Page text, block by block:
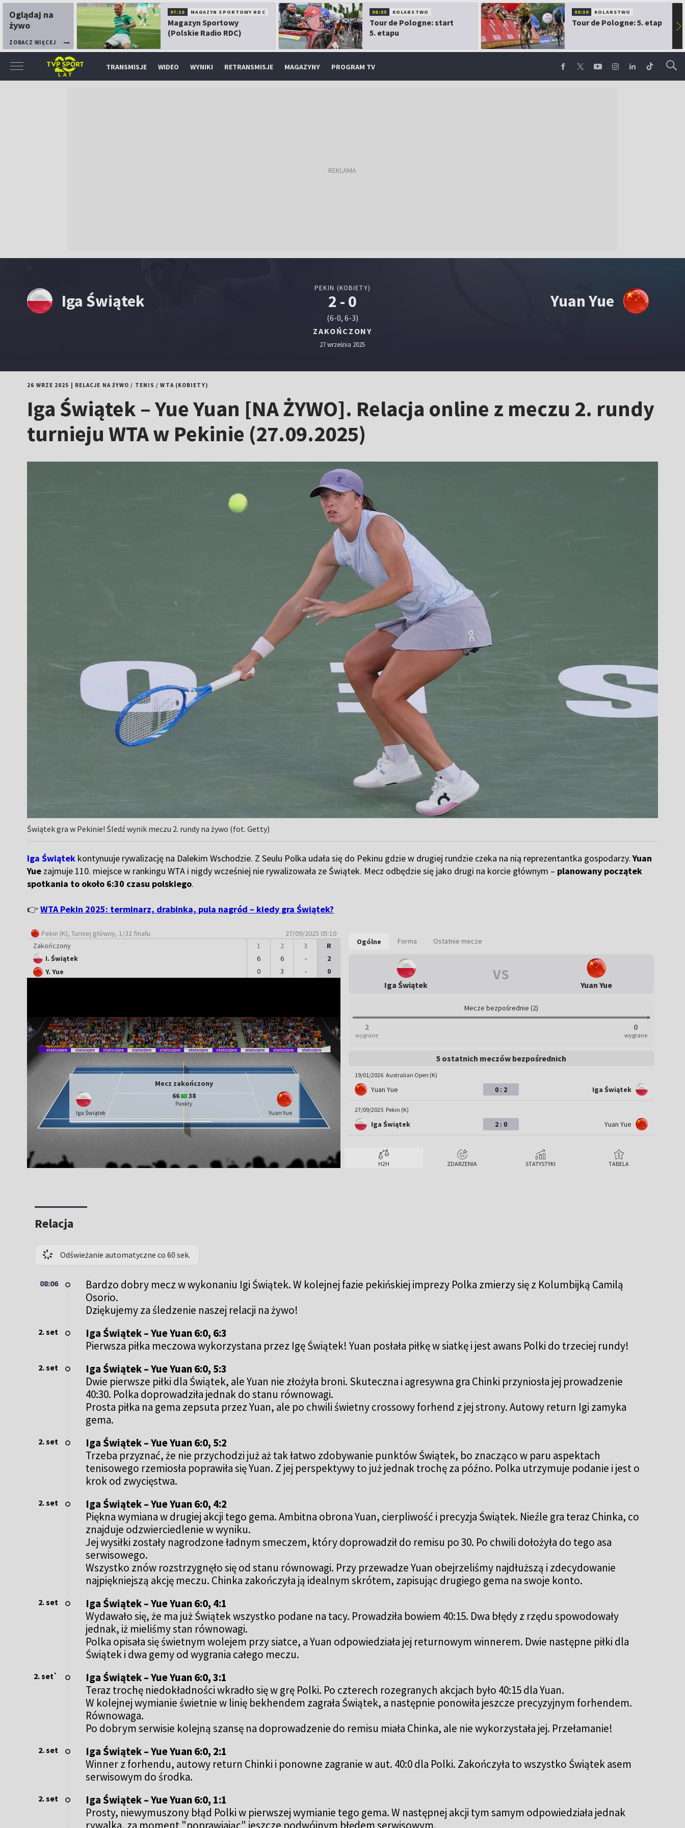
Oglądaj na
żywo
ZOBACZ WIĘCEJ
07:10 MAGAZYN SPORTOWY RDC
Magazyn Sportowy
(Polskie Radio RDC)
08:55 KOLARSTWO
Tour de Pologne: start
5. etapu
09:30 KOLARSTWO
Tour de Pologne: 5. etap ▶
TRANSMISJE WIDEO WYNIKI RETRANSMISJE MAGAZYNY PROGRAM TV
Iga Świątek
PEKIN (KOBIETY)
2 - 0
(6-0, 6-3)
ZAKOŃCZONY
27 września 2025
Yuan Yue
26 WRZE 2025 RELACJE NA ŻYWO / TENIS /WTA (KOBIETY)
Iga Świątek – Yue Yuan [NA ŻYWO]. Relacja online z meczu 2. rundy
turnieju WTA w Pekinie (27.09.2025)
Świątek gra w Pekinie! Śledź wynik meczu 2. rundy na żywo (fot. Getty)
Iga Świątek kontynuuje rywalizację na Dalekim Wschodzie. Z Seulu Polka udała się do Pekinu gdzie w drugiej rundzie czeka na nią reprezentantka gospodarzy.Yuan
Yue zajmuje 110. miejsce w rankingu WTA i nigdy wcześniej nie rywalizowała ze Świątek. Mecz odbędzie się jako drugi na korcie głównym – planowany początek
spotkania to około 6:30 czasu polskiego.
👉WTA Pekin 2025: terminarz, drabinka, pula nagród – kiedy gra Świątek?
Pekin (K), Turniej główny, 1/32 finału
27/09/2025 05:10
Zakończony
I. Świątek
Y. Yue
1
6
0
2
6
3
3
-
-
R
2
0
Mecz zakończony
Iga Świątek
66 38
Punkty
Yuan Yue
H2H ZDARZENIA STATYSTYKI TABELA
Ogólne Forma Ostatnie mecze
Iga Świątek
VS
Yuan Yue
Mecze bezpośrednie (2)
2
wygrane
0
wygrane
5 ostatnich meczów bezpośrednich
19/01/2026 Australian Open (K)
Yuan Yue 0 : 2 Iga Świątek
27/09/2025 Pekin (K)
Iga Świątek 2 : 0 Yuan Yue
Relacja
Odświeżanie automatyczne co 60 sek.
08:06
Bardzo dobry mecz w wykonaniu Igi Świątek. W kolejnej fazie pekińskiej imprezy Polka zmierzy się z Kolumbijką Camilą
Osorio.
Dziękujemy za śledzenie naszej relacji na żywo!
2. set
Iga Świątek – Yue Yuan 6:0, 6:3
Pierwsza piłka meczowa wykorzystana przez Igę Świątek! Yuan posłała piłkę w siatkę i jest awans Polki do trzeciej rundy!
2. set
Iga Świątek – Yue Yuan 6:0, 5:3
Dwie pierwsze piłki dla Świątek, ale Yuan nie złożyła broni. Skuteczna i agresywna gra Chinki przyniosła jej prowadzenie
40:30. Polka doprowadziła jednak do stanu równowagi.
Prosta piłka na gema zepsuta przez Yuan, ale po chwili świetny crossowy forhend z jej strony. Autowy return Igi zamyka
gema.
2. set
Iga Świątek – Yue Yuan 6:0, 5:2
Trzeba przyznać, że nie przychodzi już aż tak łatwo zdobywanie punktów Świątek, bo znacząco w paru aspektach
tenisowego rzemiosła poprawiła się Yuan. Z jej perspektywy to już jednak trochę za późno. Polka utrzymuje podanie i jest o
krok od zwycięstwa.
2. set
Iga Świątek – Yue Yuan 6:0, 4:2
Piękna wymiana w drugiej akcji tego gema. Ambitna obrona Yuan, cierpliwość i precyzja Świątek. Nieźle gra teraz Chinka, co
znajduje odzwierciedlenie w wyniku.
Jej wysiłki zostały nagrodzone ładnym smeczem, który doprowadził do remisu po 30. Po chwili dołożyła do tego asa
serwisowego.
Wszystko znów rozstrzygnęło się od stanu równowagi. Przy przewadze Yuan obejrzeliśmy najdłuższą i zdecydowanie
najpiękniejszą akcję meczu. Chinka zakończyła ją idealnym skrótem, zapisując drugiego gema na swoje konto.
2. set
Iga Świątek – Yue Yuan 6:0, 4:1
Wydawało się, że ma już Świątek wszystko podane na tacy. Prowadziła bowiem 40:15. Dwa błędy z rzędu spowodowały
jednak, iż mieliśmy stan równowagi.
Polka opisała się świetnym wolejem przy siatce, a Yuan odpowiedziała jej returnowym winnerem. Dwie następne piłki dla
Świątek i dwa gemy od wygrania całego meczu.
2. set`
Iga Świątek – Yue Yuan 6:0, 3:1
Teraz trochę niedokładności wkradło się w grę Polki. Po czterech rozegranych akcjach było 40:15 dla Yuan.
W kolejnej wymianie świetnie w linię bekhendem zagrała Świątek, a następnie ponowiła jeszcze precyzyjnym forhendem.
Równowaga.
Po dobrym serwisie kolejną szansę na doprowadzenie do remisu miała Chinka, ale nie wykorzystała jej. Przełamanie!
2. set
Iga Świątek – Yue Yuan 6:0, 2:1
Winner z forhendu, autowy return Chinki i ponowne zagranie w aut. 40:0 dla Polki. Zakończyła to wszystko Świątek asem
serwisowym do środka.
2. set
Iga Świątek – Yue Yuan 6:0, 1:1
Prosty, niewymuszony błąd Polki w pierwszej wymianie tego gema. W następnej akcji tym samym odpowiedziała jednak
rywalka, za moment "poprawiając" jeszcze podwójnym błędem serwisowym.